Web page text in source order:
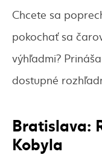
Chcete sa
pokochať sa
výhľadmi?
dostupné
Bratislava:
Kobyla